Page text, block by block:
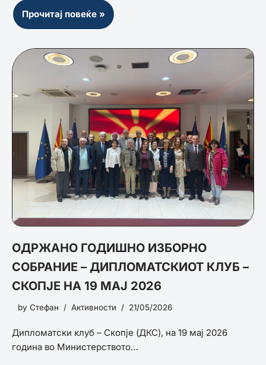
Прочитај повеќе »
ОДРЖАНО ГОДИШНО ИЗБОРНО
СОБРАНИЕ – ДИПЛОМАТСКИОТ КЛУБ –
СКОПЈЕ НА 19 МАЈ 2026
by Стефан Активности 21/05/2026
Дипломатски клуб – Скопје (ДКС), на 19 мај 2026
година во Министерството…